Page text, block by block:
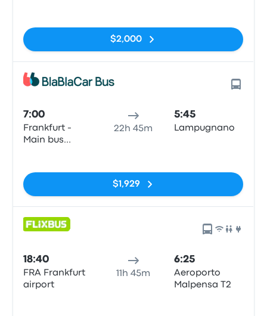
$2,000
7:00
Frankfurt -
Main bus
22h 45m
5:45
Lampugnano
$1,929
18:40
FRA Frankfurt
airport
11h 45m
6:25
Aeroporto
Malpensa T2